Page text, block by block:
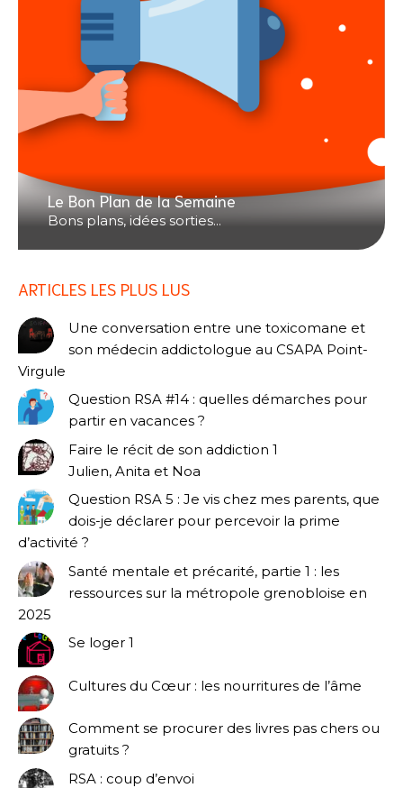
Le Bon Plan de la Semaine
Bons plans, idées sorties...
ARTICLES LES PLUS LUS
Une conversation entre une toxicomane et
son médecin addictologue au CSAPA Point-
Virgule
Question RSA #14 : quelles démarches pour
partir en vacances ?
Faire le récit de son addiction 1
Julien, Anita et Noa
Question RSA 5 : Je vis chez mes parents, que
dois-je déclarer pour percevoir la prime
d’activité ?
Santé mentale et précarité, partie 1 : les
ressources sur la métropole grenobloise en
2025
Se loger 1
Cultures du Cœur : les nourritures de l’âme
Comment se procurer des livres pas chers ou
gratuits ?
RSA : coup d’envoi